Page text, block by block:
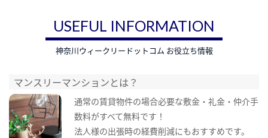
USEFUL INFORMATION
神奈川ウィークリードットコム お役立ち情報
マンスリーマンションとは？
通常の賃貸物件の場合必要な敷金・礼金・仲介手
数料がすべて無料です！
法人様の出張時の経費削減にもおすすめです。